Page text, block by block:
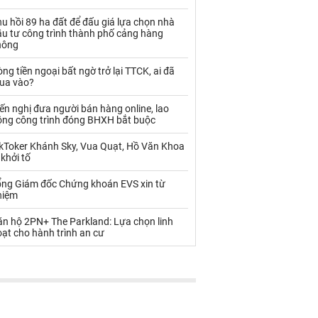
Palladium Phân bón
Rau - Củ -Quả Sắt thép
Sữa
Than Thức ăn chăn nuôi
Thủy hải sản khác Tôm
Vàng
VLXD khác Xăng dầu
Xi măng - Clynker
hồi 89 ha đất để đấu giá lựa chọn nhà
tư công trình thành phố cảng hàng
tiền ngoại bất ngờ trở lại TTCK, ai đã
vào?
nghị đưa người bán hàng online, lao
công trình đóng BHXH bắt buộc
Khánh Sky, Vua Quạt, Hồ Văn Khoa
khởi tố
Giám đốc Chứng khoán EVS xin từ
hộ 2PN+ The Parkland: Lựa chọn linh
cho hành trình an cư